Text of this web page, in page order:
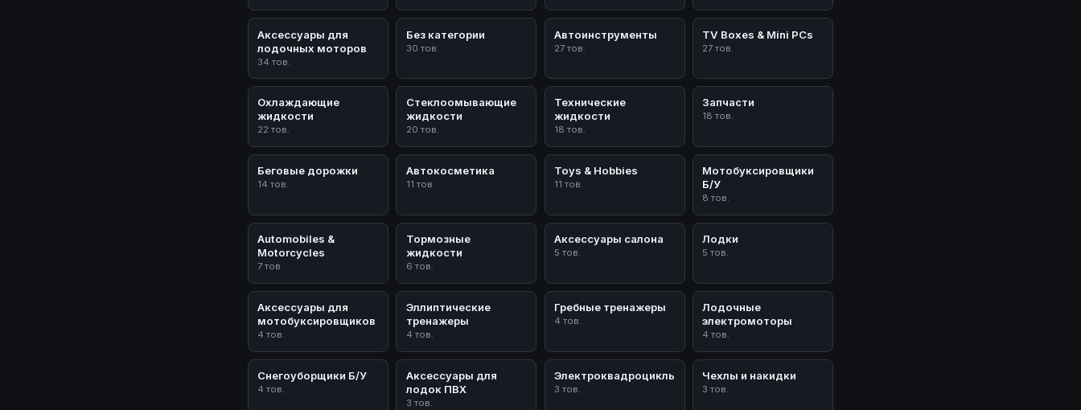
Аксессуары для
лодочных моторов
34 тов.
Без категории
30 тов.
Автоинструменты
27 тов.
TV Boxes & Mini PCs
27 тов.
Охлаждающие
жидкости
22 тов.
Стеклоомывающие
жидкости
20 тов.
Технические
жидкости
18 тов.
Запчасти
18 тов.
Беговые дорожки
14 тов.
Автокосметика
11 тов.
Toys & Hobbies
11 тов.
Мотобуксировщики
Б/У
8 тов.
Automobiles &
Motorcycles
7 тов.
Тормозные
жидкости
6 тов.
Аксессуары салона
5 тов.
Лодки
5 тов.
Аксессуары для
мотобуксировщиков
4 тов.
Эллиптические
тренажеры
4 тов.
Гребные тренажеры
4 тов.
Лодочные
электромоторы
4 тов.
Снегоуборщики Б/У
4 тов.
Аксессуары для
лодок ПВХ
3 тов.
Электроквадроциклы
3 тов.
Чехлы и накидки
3 тов.